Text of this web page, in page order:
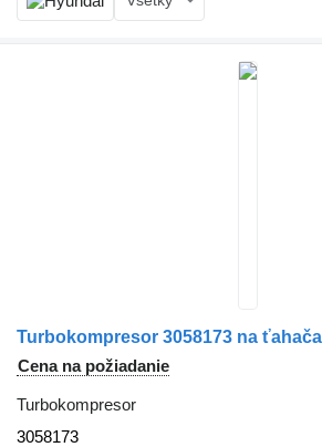
Turbokompresor 3058173 na
Cena na požiadanie
Turbokompresor
3058173